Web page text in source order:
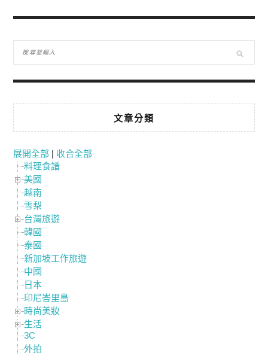
文章分類
展開全部 | 收合全部
料理食譜
美國
越南
雪梨
台灣旅遊
韓國
泰國
新加坡工作旅遊
中國
日本
印尼峇里島
時尚美妝
生活
3C
外拍